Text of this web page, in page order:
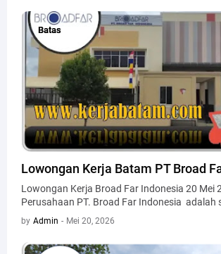
Batas
Batas
Lowongan Kerja Batam PT Broad
Lowongan Kerja Broad Far Indonesia 20 Mei
Perusahaan PT. Broad Far Indonesia adalah
by Admin - Mei 20, 2026